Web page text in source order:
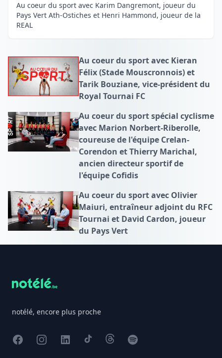
Au coeur du sport avec Karim Dangremont, joueur du
Pays Vert Ath-Ostiches et Henri Hammond, joueur de la
REAL
Au coeur du sport avec Kieran
Félix (Stade Mouscronnois) et
Tarik Bouziane, vice-président du
Royal Tournai FC
Au coeur du sport spécial cyclisme
avec Marion Norbert-Riberolle,
coureuse de l'équipe Crelan-
Corendon et Thierry Marichal,
ancien directeur sportif de
l'équipe Cofidis
Au coeur du sport avec Olivier
Maiuri, entraîneur adjoint du RFC
Tournai et David Cardon, joueur
du Pays Vert
notélé, encore plus proche
FacebookInstagram
X TikTokThreadsSpotify